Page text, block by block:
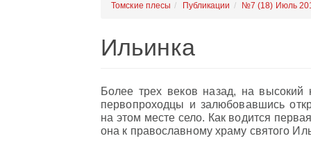
Томские плесы Публикации №7 (18) Июль
Ильинка
Более трех веков назад, на
первопроходцы и залюбовавшись
на этом месте село. Как водится
она к православному храму святого